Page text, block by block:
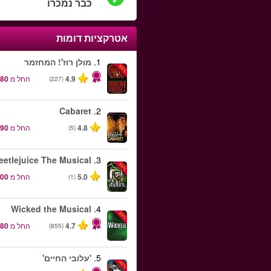
אטרקציות דומות
-50%
1. מולן רוז'! המחזמר
4.9
(227) החל מ‏120.80 ‏ ₪
2.
Cabaret
4.8
(5) החל מ‏234.90 ‏ ₪
-50%
3.
The Musical
5.0
(1) החל מ‏123.00 ‏ ₪
-50%
4.
Wicked the Musical
4.7
(855) החל מ‏130.80 ‏ ₪
-40%
5. 'עלובי החיים'